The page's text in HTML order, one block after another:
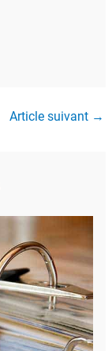
Article suivant →